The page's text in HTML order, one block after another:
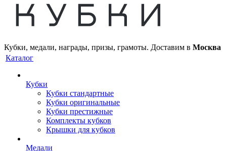
Кубки, медали, награды, призы, грамоты. Доставим в Москва
Каталог
Кубки
Кубки стандартные
Кубки оригинальные
Кубки престижные
Комплекты кубков
Крышки для кубков
Медали